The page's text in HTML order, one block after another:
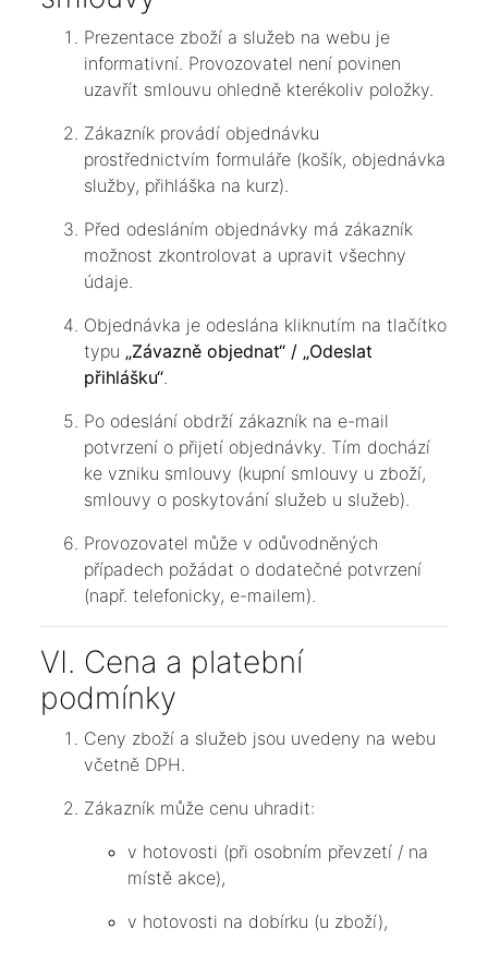
Prezentace zboží a služeb na webu je
informativní. Provozovatel není povinen
uzavřít smlouvu ohledně kterékoliv položky.
Zákazník provádí objednávku
prostřednictvím formuláře (košík, objednávka
služby, přihláška na kurz).
Před odesláním objednávky má zákazník
možnost zkontrolovat a upravit všechny
údaje.
Objednávka je odeslána kliknutím na tlačítko
typu „Závazně objednat“ / „Odeslat
přihlášku“.
Po odeslání obdrží zákazník na e-mail
potvrzení o přijetí objednávky. Tím dochází
ke vzniku smlouvy (kupní smlouvy u zboží,
smlouvy o poskytování služeb u služeb).
Provozovatel může v odůvodněných
případech požádat o dodatečné potvrzení
(např. telefonicky, e-mailem).
VI. Cena a platební
podmínky
Ceny zboží a služeb jsou uvedeny na webu
včetně DPH.
Zákazník může cenu uhradit:
v hotovosti (při osobním převzetí / na
místě akce),
v hotovosti na dobírku (u zboží),